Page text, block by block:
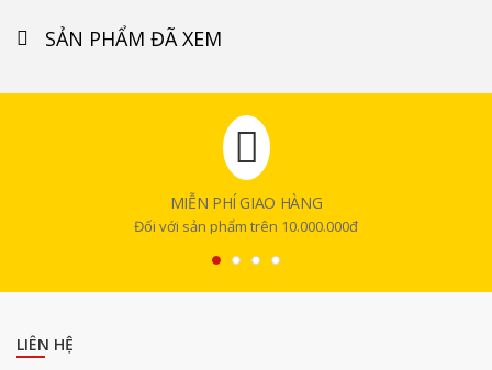
SẢN PHẨM ĐÃ XEM
MIỄN PHÍ GIAO HÀNG
Đối với sản phẩm trên 10.000.000đ
LIÊN HỆ